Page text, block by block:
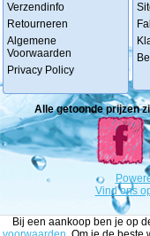
Verzendinfo
Retourneren
Algemene
Voorwaarden
Privacy Policy
Alle getoonde prijzen
Vind ons
Bij een aankoop ben je op